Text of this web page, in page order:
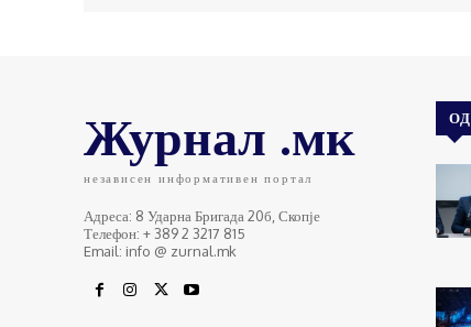
Журнал .мк
независен информативен портал
Адреса: 8 Ударна Бригада 20б, Скопје
Телефон: + 389 2 3217 815
Email: info @ zurnal.mk